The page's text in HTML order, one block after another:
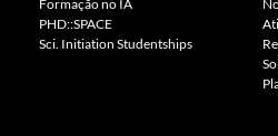
Formação no IA
PHD::SPACE
Sci. Initiation Studentships